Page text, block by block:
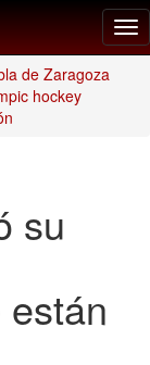
de Zaragoza
hockey
su
están